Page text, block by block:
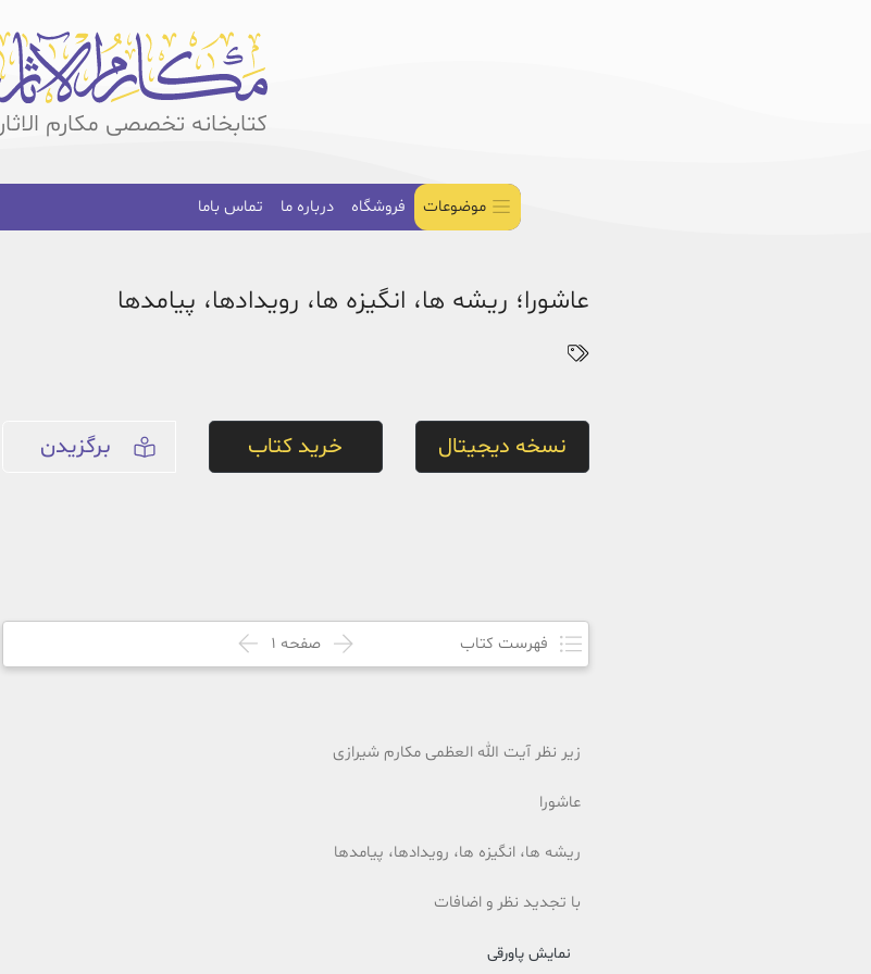
کتابخانه تخصصی مکارم الاثار
موضوعات فروشگاه درباره ما تماس باما
عاشورا؛ ریشه ها، انگیزه ها، رویدادها، پیامدها
نسخه دیجیتال خرید کتاب برگزیدن
فهرست کتاب صفحه 1
زیر نظر آیت الله العظمی مکارم شیرازی
عاشورا
ریشه ها، انگیزه ها، رویدادها، پیامدها
با تجدید نظر و اضافات
نمایش پاورقی